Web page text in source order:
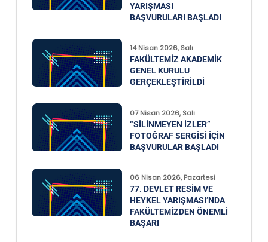
YARIŞMASI
BAŞVURULARI BAŞLADI
14 Nisan 2026, Salı
FAKÜLTEMIZ AKADEMIK
GENEL KURULU
GERÇEKLEŞTIRILDI
07 Nisan 2026, Salı
“SILINMEYEN İZLER”
FOTOĞRAF SERGISI IÇIN
BAŞVURULAR BAŞLADI
06 Nisan 2026, Pazartesi
77. DEVLET RESIM VE
HEYKEL YARIŞMASI’NDA
FAKÜLTEMIZDEN ÖNEMLI
BAŞARI